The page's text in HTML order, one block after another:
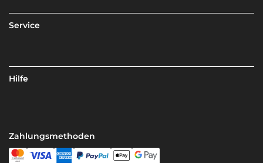
Service
Hilfe
Zahlungsmethoden